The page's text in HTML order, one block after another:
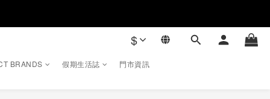
$
BRANDS 假期生活誌 門市資訊